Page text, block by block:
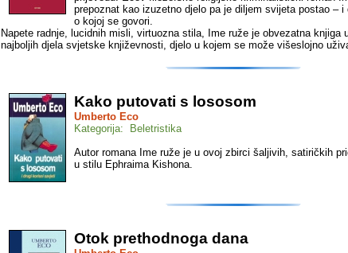
prepoznat kao izuzetno djelo pa je diljem svijeta postao –
o kojoj se govori.
Napete radnje, lucidnih misli, virtuozna stila, Ime ruže je obvezatna knjiga
najboljih djela svjetske književnosti, djelo u kojem se može višeslojno
Kako putovati s lososom
Umberto Eco
Kategorija: Beletristika
Autor romana Ime ruže je u ovoj zbirci šaljivih, satiričkih
u stilu Ephraima Kishona.
Otok prethodnoga dana